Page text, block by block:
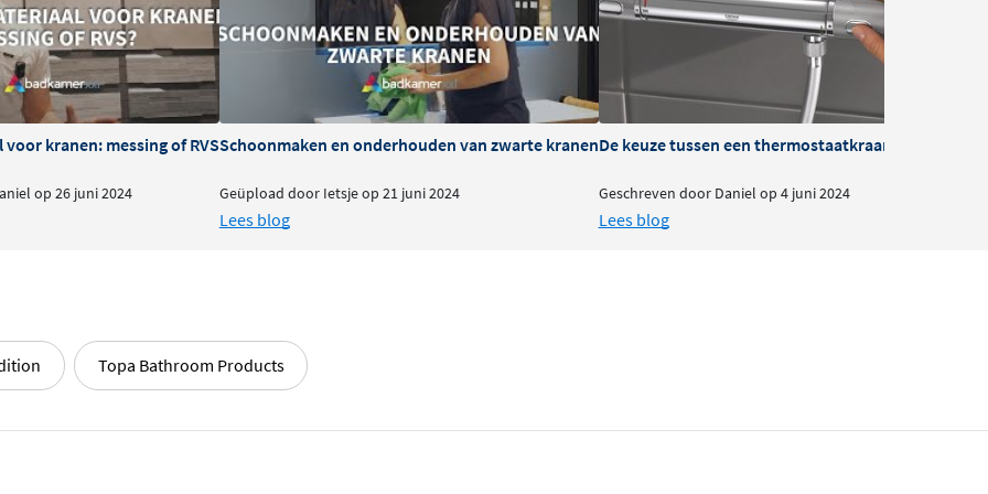
prettig bij grotere
lichaam stroomt zonder
douchehoek die zowel
vervaardigd uit
De geborstelde
zorgt voor een
staan voorop in
kleuren, zodat u de
kranen: messing of RVS
op 26 juni 2024
Schoonmaken en onderhouden van zwarte kranen
Geüpload door Ietsje op 21 juni 2024
Lees blog
De keuze tussen een thermostaatkraan of
Geschreven door Daniel op 4 juni 2024
Lees blog
Topa Bathroom Products